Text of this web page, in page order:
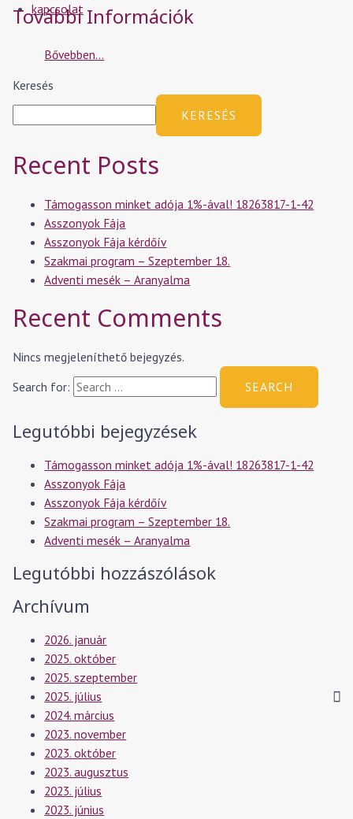
kapcsolat
További Információk
Bővebben...
Keresés
KERESÉS
Recent Posts
Támogasson minket adója 1%-ával! 18263817-1-42
Asszonyok Fája
Asszonyok Fája kérdőív
Szakmai program – Szeptember 18.
Adventi mesék – Aranyalma
Recent Comments
Nincs megjeleníthető bejegyzés.
Search for:
Legutóbbi bejegyzések
Támogasson minket adója 1%-ával! 18263817-1-42
Asszonyok Fája
Asszonyok Fája kérdőív
Szakmai program – Szeptember 18.
Adventi mesék – Aranyalma
Legutóbbi hozzászólások
Archívum
2026. január
2025. október
2025. szeptember
2025. július
2024. március
2023. november
2023. október
2023. augusztus
2023. július
2023. június